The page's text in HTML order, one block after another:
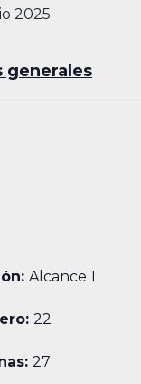
2025
generales
Alcance 1
22
27